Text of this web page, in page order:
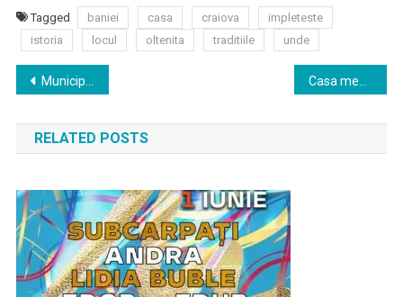
Tagged baniei casa craiova
impleteste
istoria
locul oltenita traditiile unde
Navigare
în
articole
Municipiul Craiova
RELATED POSTS